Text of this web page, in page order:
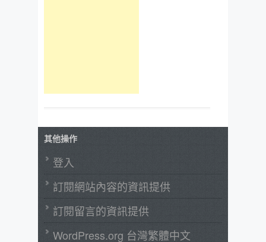
其他操作
登入
訂閱網站內容的資訊提供
訂閱留言的資訊提供
WordPress.org 台灣繁體中文